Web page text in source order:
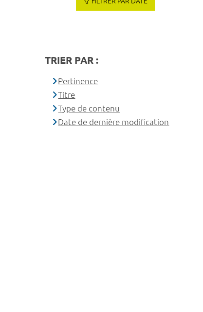
TRIER PAR :
Pertinence
Titre
Type de contenu
Date de dernière modification